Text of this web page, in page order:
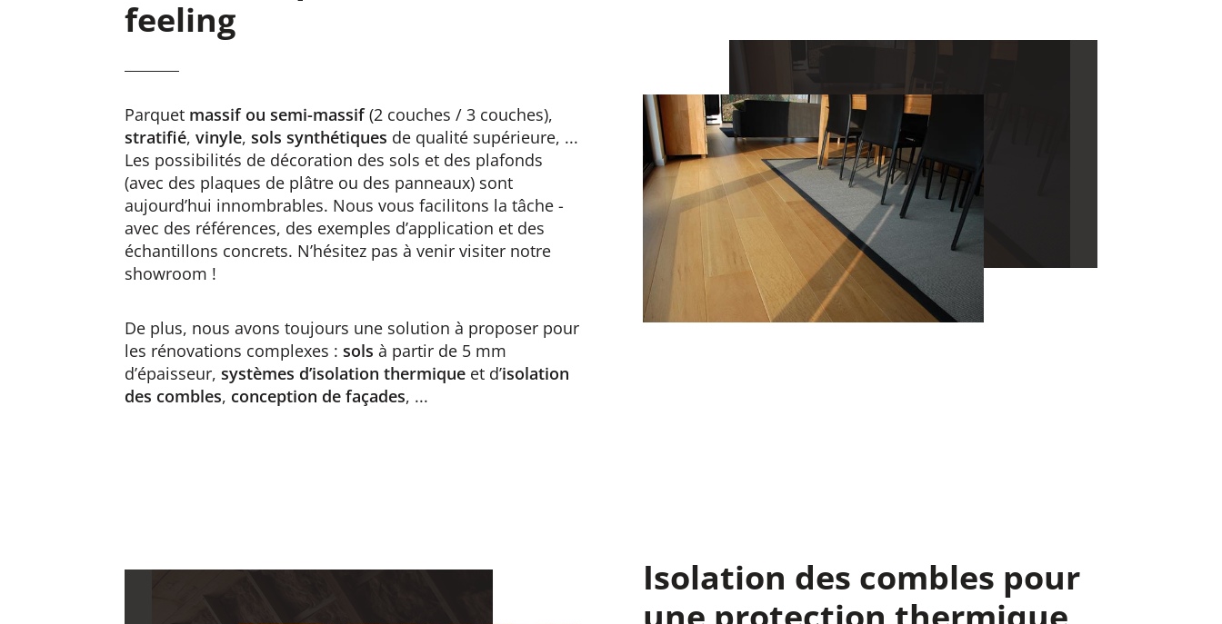
feeling
Parquet massif ou semi-massif(2 couches / 3 couches),
stratifié, vinyle, sols synthétiques de qualité supérieure, ...
Les possibilités de décoration des sols et des plafonds
(avec des plaques de plâtre ou des panneaux) sont
aujourd’hui innombrables. Nous vous facilitons la tâche -
avec des références, des exemples d’application et des
échantillons concrets. N’hésitez pas à venir visiter notre
showroom !
De plus, nous avons toujours une solution à proposer pour
les rénovations complexes : sols à partir de 5 mm
d’épaisseur, systèmes d’isolation thermique et d’isolation
des combles, conception de façades, ...
Isolation des combles pour